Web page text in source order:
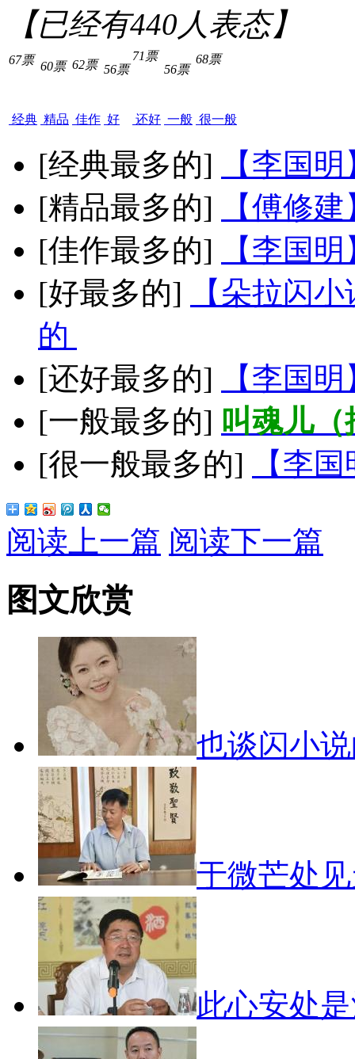
【已经有440人表态】
67票
经典
60票
精品
62票
佳作
56票
好
71票
还好
56票
一般
68票
很一般
[经典最多的]
【李国
[精品最多的]
【傅修
[佳作最多的]
【李国
[好最多的]
【朵拉闪
的
[还好最多的]
【李国
[一般最多的] 叫魂儿
[很一般最多的]
【李
阅读上一篇 阅读下一篇
图文欣赏
也谈闪小
于微芒处
此心安处